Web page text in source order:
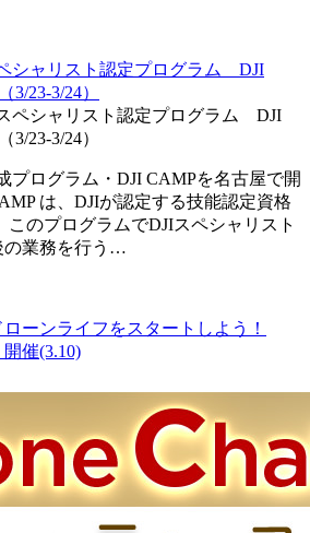
シャリスト認定プログラム DJI
3/23-3/24）
プログラム・DJI CAMPを名古屋で開
は、DJIが認定する技能認定資格
のプログラムでDJIスペシャリスト
の業務を行う…
ーンライフをスタートしよう！
催(3.10)